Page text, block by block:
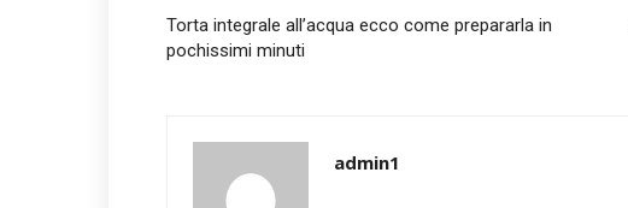
Torta integrale all’acqua ecco come prepararla in
pochissimi minuti
admin1